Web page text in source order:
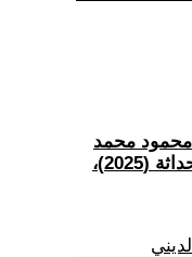
محمود محمد
طه- كتاب: الإسلام المعاصر وتحدي الحداثة (2025)،